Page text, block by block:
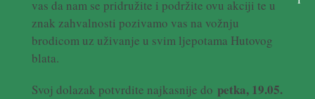
vas da nam se pridružite i podržite ovu akciji te u
znak zahvalnosti pozivamo vas na vožnju
brodicom uz uživanje u svim ljepotama Hutovog
blata.
Svoj dolazak potvrdite najkasnije do petka, 19.05.